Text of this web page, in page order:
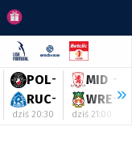
POL-
RUC-
dziś 20:30
MID -
WRE-
dziś 21:00